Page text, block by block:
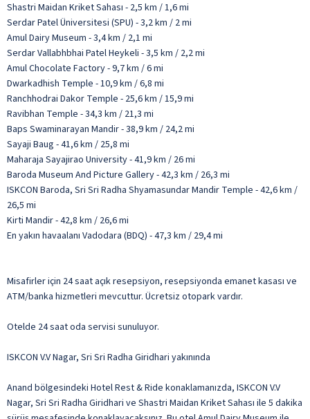
Shastri Maidan Kriket Sahası - 2,5 km / 1,6 mi
Serdar Patel Üniversitesi (SPU) - 3,2 km / 2 mi
Amul Dairy Museum - 3,4 km / 2,1 mi
Serdar Vallabhbhai Patel Heykeli - 3,5 km / 2,2 mi
Amul Chocolate Factory - 9,7 km / 6 mi
Dwarkadhish Temple - 10,9 km / 6,8 mi
Ranchhodrai Dakor Temple - 25,6 km / 15,9 mi
Ravibhan Temple - 34,3 km / 21,3 mi
Baps Swaminarayan Mandir - 38,9 km / 24,2 mi
Sayaji Baug - 41,6 km / 25,8 mi
Maharaja Sayajirao University - 41,9 km / 26 mi
Baroda Museum And Picture Gallery - 42,3 km / 26,3 mi
ISKCON Baroda, Sri Sri Radha Shyamasundar Mandir Temple - 42,6 km /
26,5 mi
Kirti Mandir - 42,8 km / 26,6 mi
En yakın havaalanı Vadodara (BDQ) - 47,3 km / 29,4 mi
Misafirler için 24 saat açık resepsiyon, resepsiyonda emanet kasası ve
ATM/banka hizmetleri mevcuttur. Ücretsiz otopark vardır.
Otelde 24 saat oda servisi sunuluyor.
ISKCON V.V Nagar, Sri Sri Radha Giridhari yakınında
Anand bölgesindeki Hotel Rest & Ride konaklamanızda, ISKCON V.V
Nagar, Sri Sri Radha Giridhari ve Shastri Maidan Kriket Sahası ile 5 dakika